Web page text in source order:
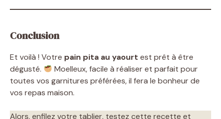
Conclusion
Et voilà ! Votre pain pita au yaourt est prêt à être
dégusté.
Moelleux, facile à réaliser et parfait pour
toutes vos garnitures préférées, il fera le bonheur de
vos repas maison.
Alors, enfilez votre tablier, testez cette recette et